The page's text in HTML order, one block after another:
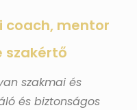
szakmai és
és biztonságos
coach, mentor
szakértő